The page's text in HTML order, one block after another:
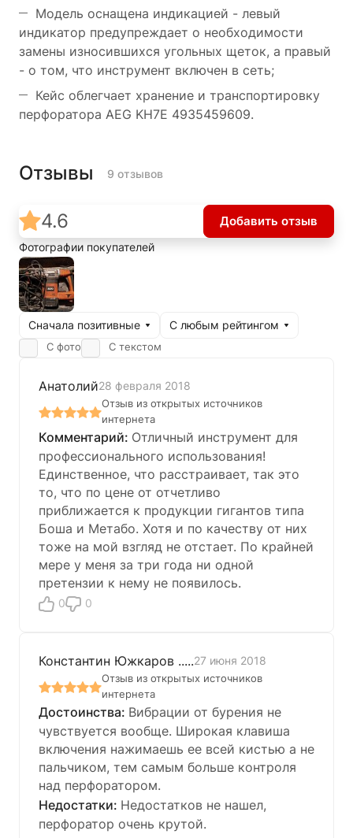
Модель оснащена индикацией - левый
индикатор предупреждает о необходимости
замены износившихся угольных щеток, а правый
- о том, что инструмент включен в сеть;
Кейс облегчает хранение и транспортировку
перфоратора AEG KH7E 4935459609.
Отзывы 9 отзывов
Фотографии покупателей
Сначала позитивные С любым рейтингом
С фото С текстом
Анатолий28 февраля 2018
Отзыв из открытых источников
интернета
Отличный инструмент для
профессионального использования!
Единственное, что расстраивает, так это
то, что по цене от отчетливо
приближается к продукции гигантов типа
Боша и Метабо. Хотя и по качеству от них
тоже на мой взгляд не отстает. По крайней
мере у меня за три года ни одной
претензии к нему не появилось.
0 0
Константин Южкаров .....27 июня 2018
Отзыв из открытых источников
интернета
Вибрации от бурения не
чувствуется вообще. Широкая клавиша
включения нажимаешь ее всей кистью а не
пальчиком, тем самым больше контроля
над перфоратором.
Недостатков не нашел,
перфоратор очень крутой.
4.6 Добавить отзыв